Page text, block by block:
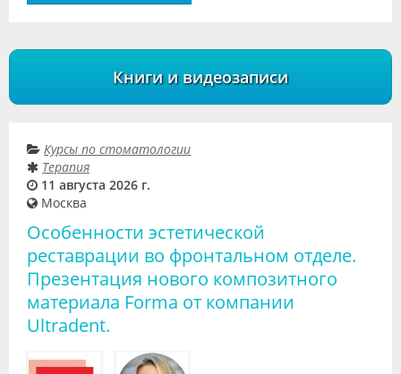
Книги и видеозаписи
Курсы по стоматологии
Терапия
11 августа 2026 г.
Москва
Особенности эстетической
реставрации во фронтальном отделе.
Презентация нового композитного
материала Forma от компании
Ultradent.